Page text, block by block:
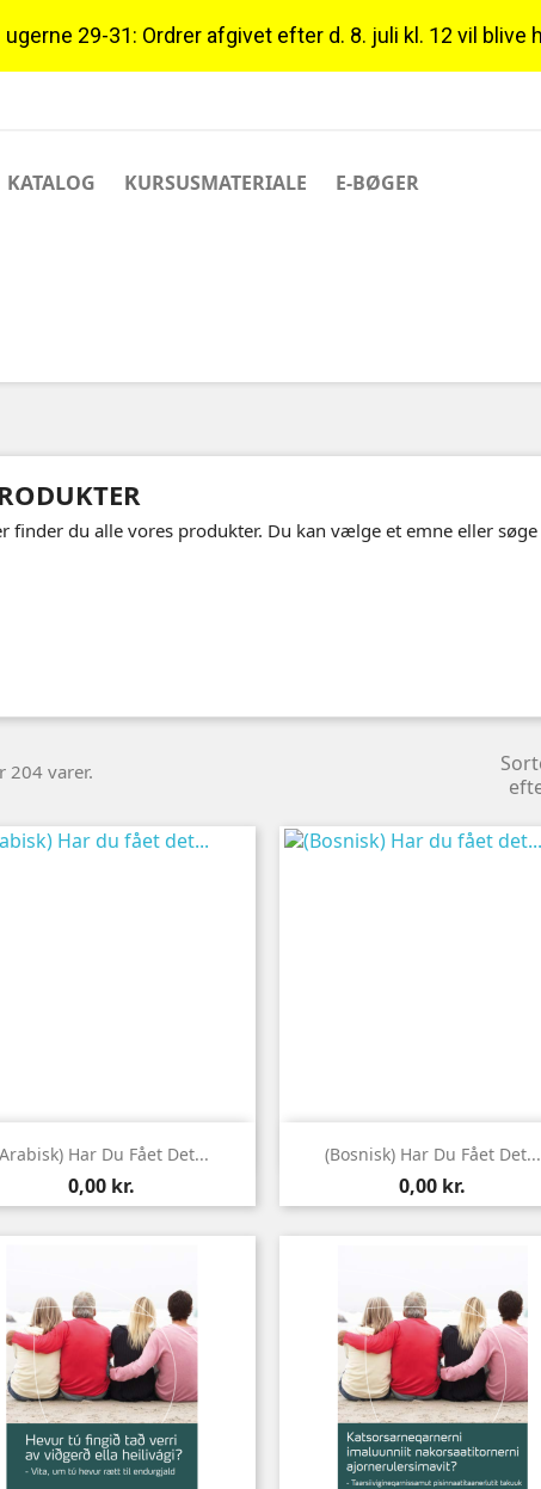
29-31: Ordrer afgivet efter d. 8. juli kl. 12 vil blive
KATALOG KURSUSMATERIALE E-BØGER
finder du alle vores produkter. Du kan vælge et emne eller
204 varer.
Har Du Fået Det...
Pris
0,00 kr.
 Vis her (Bosnisk) Har Du Fået Det...
Pris
0,00 kr.
 Vis her